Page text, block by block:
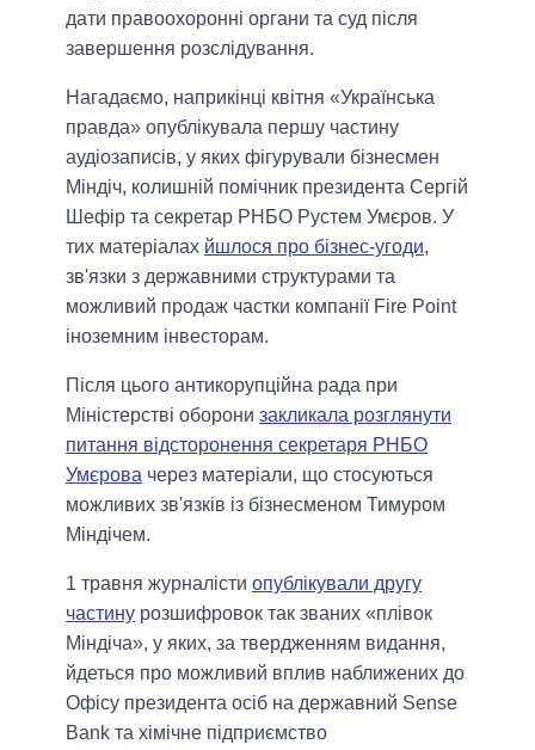
дати правоохоронні органи та суд після
завершення розслідування.
Нагадаємо, наприкінці квітня «Українська
правда» опублікувала першу частину
аудіозаписів, у яких фігурували бізнесмен
Міндіч, колишній помічник президента Сергій
Шефір та секретар РНБО Рустем Умєров. У
тих матеріалах йшлося про бізнес-угоди,
зв'язки з державними структурами та
можливий продаж частки компанії Fire Point
іноземним інвесторам.
Після цього антикорупційна рада при
Міністерстві оборони закликала розглянути
питання відсторонення секретаря РНБО
Умєрова через матеріали, що стосуються
можливих зв'язків із бізнесменом Тимуром
Міндічем.
1 травня журналісти опублікували другу
частину розшифровок так званих «плівок
Міндіча», у яких, за твердженням видання,
йдеться про можливий вплив наближених до
Офісу президента осіб на державний Sense
Bank та хімічне підприємство